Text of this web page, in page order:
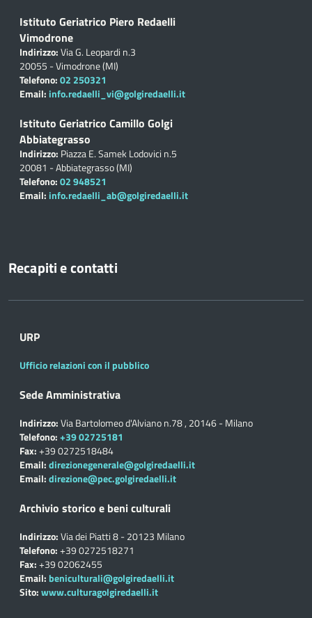
Istituto Geriatrico Piero Redaelli
Vimodrone
Indirizzo:Via G. Leopardi n.3
20055 - Vimodrone (MI)
Telefono:02 250321
Email: info.redaelli_vi@golgiredaelli.it
Istituto Geriatrico Camillo Golgi
Abbiategrasso
Indirizzo: Piazza E. Samek Lodovici n.5
20081 - Abbiategrasso (MI)
Telefono:02 948521
Email: info.redaelli_ab@golgiredaelli.it
Recapiti e contatti
URP
Ufficio relazioni con il pubblico
Sede Amministrativa
Indirizzo:Via Bartolomeo d'Alviano n.78 , 20146 - Milano
Telefono:+39 02725181
Fax:+39 0272518484
Email:direzionegenerale@golgiredaelli.it
Email:direzione@pec.golgiredaelli.it
Archivio storico e beni culturali
Indirizzo:Via dei Piatti 8 - 20123 Milano
Telefono:+39 0272518271
Fax:+39 02062455
Email: beniculturali@golgiredaelli.it
Sito:www.culturagolgiredaelli.it